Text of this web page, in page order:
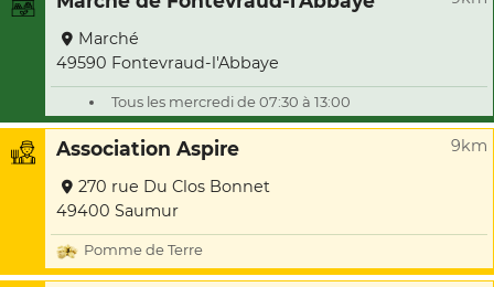
Marché
49590 Fontevraud-l'Abbaye
Tous les mercredi de 07:30 à 13:00
Association Aspire 9km
270 rue Du Clos Bonnet
49400 Saumur
Pomme de Terre